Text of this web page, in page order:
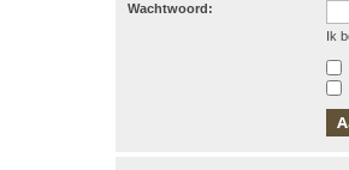
Wachtwoord:
Ik